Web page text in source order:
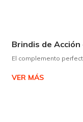
El complemento
VER MÁS